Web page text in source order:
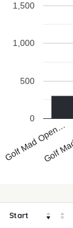
Golf Mad Open…
Golf
0
500
1,000
1,500
Start